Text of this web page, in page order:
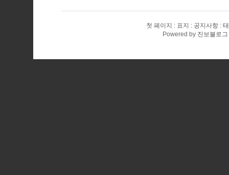
첫 페이지 표지 공지사항
Powered by 진보블로그